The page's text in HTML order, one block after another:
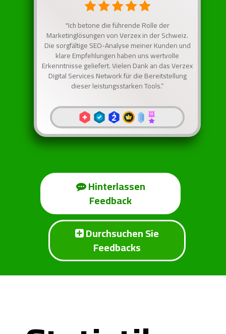
"Ich betone die führende Rolle der
Marketinglösungen von Verzex in der Schweiz.
Die sorgfältige SEO-Analyse meiner Kunden und
klare Empfehlungen haben uns wertvolle
Erkenntnisse geliefert. Vielen Dank an das Verzex
Digital Services Network für die Bereitstellung
dieser leistungsstarken Tools.“
Hinterlassen
Feedback
Feedbacks